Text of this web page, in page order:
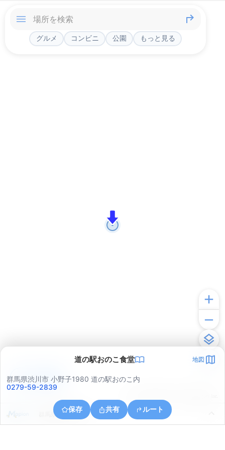
グルメ コンビニ 公園 もっと見る
道の駅おのこ食堂 地図
群馬県渋川市 小野子1980 道の駅おのこ内
0279-59-2839
保存 共有 ルート
群馬県渋川市村上
アプリで見る